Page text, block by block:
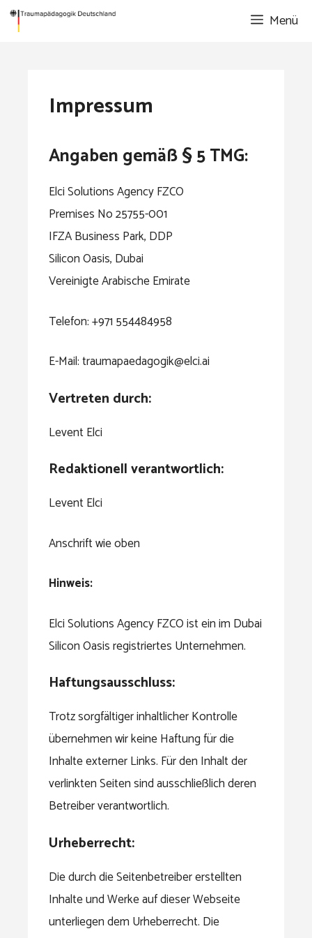
Zum
Inhalt
Menü
Impressum
Angaben gemäß § 5 TMG:
Elci Solutions Agency FZCO
Premises No 25755-001
IFZA Business Park, DDP
Silicon Oasis, Dubai
Vereinigte Arabische Emirate
Telefon: +971 554484958
E-Mail: traumapaedagogik@elci.ai
Vertreten durch:
Levent Elci
Redaktionell verantwortlich:
Levent Elci
Anschrift wie oben
Hinweis:
Elci Solutions Agency FZCO ist ein im Dubai
Silicon Oasis registriertes Unternehmen.
Haftungsausschluss:
Trotz sorgfältiger inhaltlicher Kontrolle
übernehmen wir keine Haftung für die
Inhalte externer Links. Für den Inhalt der
verlinkten Seiten sind ausschließlich deren
Betreiber verantwortlich.
Urheberrecht:
Die durch die Seitenbetreiber erstellten
Inhalte und Werke auf dieser Webseite
unterliegen dem Urheberrecht. Die